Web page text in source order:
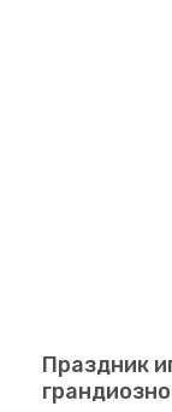
Праздник